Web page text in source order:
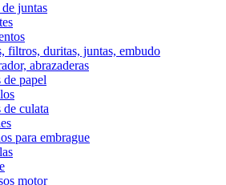
juntas
filtros, duritas, juntas, embudo
abrazaderas
de papel
de culata
para embrague
motor